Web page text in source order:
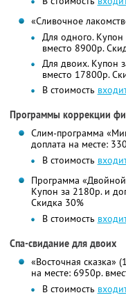
«Сливочное
Для одного. Купон
вместо 8900р.
Для двоих. Купон
вместо 17800р.
В стоимость
Программы коррекции
Слим-программа
доплата на месте:
В стоимость
Программа
Купон за 2180р. и
Скидка 30%
В стоимость
Спа-свидание для двоих
«Восточная сказка»
на месте: 6950р.
В стоимость